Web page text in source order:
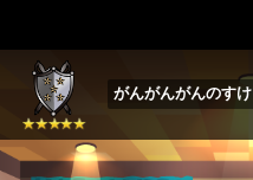
がんがんがんのすけ